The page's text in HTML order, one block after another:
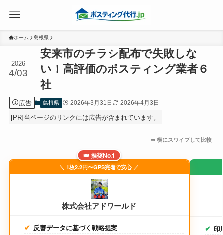
ホーム 島根県
安来市のチラシ配布で失敗しな
い！高評価のポスティング業者６
社
2026
4/03
広告 島根県 2026年3月31日 2026年4月3日
[PR]当ページのリンクには広告が含まれています。
👑 推奨No.1
＼ 1枚2.2円〜GPS完備で安心 ／
株式会社アドワールド
反響データに基づく戦略提案
印